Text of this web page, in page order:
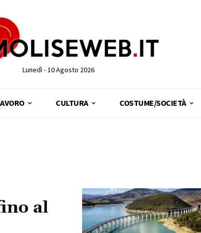
Lunedì - 10 Agosto 2026
CULTURA COSTUME/SOCIETÀ
al